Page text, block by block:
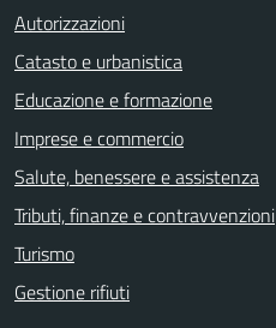
Autorizzazioni
Catasto e urbanistica
Educazione e formazione
Imprese e commercio
Salute, benessere e assistenza
Tributi, finanze e contravvenzioni
Turismo
Gestione rifiuti